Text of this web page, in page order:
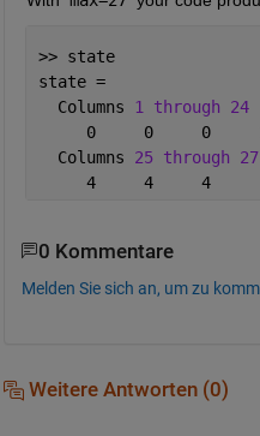
>> state
state =
  Columns
1 through 24
0     0     0
  Columns
25 through 27
     4     4     4
0 Kommentare
Melden Sie sich an, um zu
Weitere Antworten (0)